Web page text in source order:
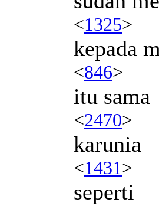
<1325>
kepada
<846>
itu sama
<2470>
karunia
<1431>
seperti